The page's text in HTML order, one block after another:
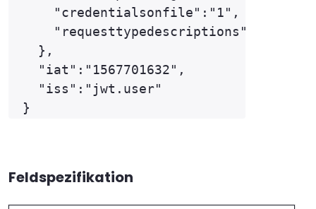
    "credentialsonfile":"1",
  },
  "iat":"1567701632",
  "iss":"jwt.user"
Feldspezifikation